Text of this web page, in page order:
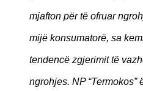
mjafton për të ofruar
mijë konsumatorë, sa
tendencë zgjerimit të
ngrohjes. NP